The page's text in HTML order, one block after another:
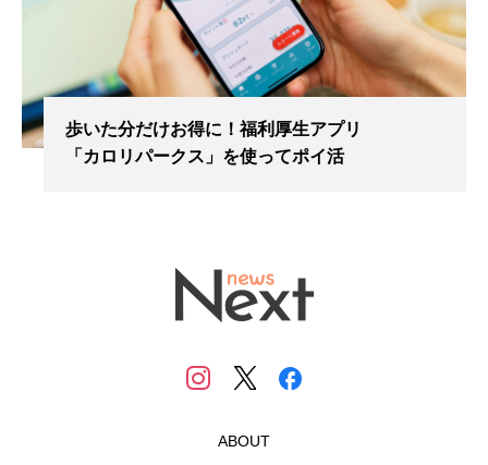
歩いた分だけお得に！福利厚生アプリ
「カロリパークス」を使ってポイ活
ABOUT